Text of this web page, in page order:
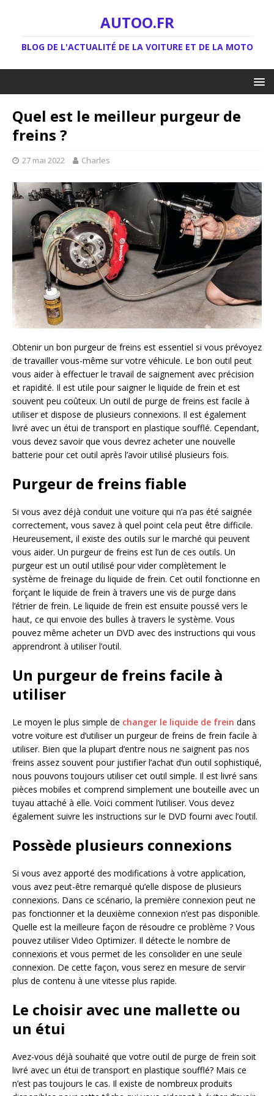
AUTOO.FR
BLOG DE L'ACTUALITÉ DE LA VOITURE ET DE LA MOTO
Quel est le meilleur purgeur de
freins ?
27 mai 2022 Charles
Obtenir un bon purgeur de freins est essentiel si vous prévoyez
de travailler vous-même sur votre véhicule. Le bon outil peut
vous aider à effectuer le travail de saignement avec précision
et rapidité. Il est utile pour saigner le liquide de frein et est
souvent peu coûteux. Un outil de purge de freins est facile à
utiliser et dispose de plusieurs connexions. Il est également
livré avec un étui de transport en plastique soufflé. Cependant,
vous devez savoir que vous devrez acheter une nouvelle
batterie pour cet outil après l’avoir utilisé plusieurs fois.
Purgeur de freins fiable
Si vous avez déjà conduit une voiture qui n’a pas été saignée
correctement, vous savez à quel point cela peut être difficile.
Heureusement, il existe des outils sur le marché qui peuvent
vous aider. Un purgeur de freins est l’un de ces outils. Un
purgeur est un outil utilisé pour vider complètement le
système de freinage du liquide de frein. Cet outil fonctionne en
forçant le liquide de frein à travers une vis de purge dans
l’étrier de frein. Le liquide de frein est ensuite poussé vers le
haut, ce qui envoie des bulles à travers le système. Vous
pouvez même acheter un DVD avec des instructions qui vous
apprendront à utiliser l’outil.
Un purgeur de freins facile à
utiliser
Le moyen le plus simple de changer le liquide de frein dans
votre voiture est d’utiliser un purgeur de freins de frein facile à
utiliser. Bien que la plupart d’entre nous ne saignent pas nos
freins assez souvent pour justifier l’achat d’un outil sophistiqué,
nous pouvons toujours utiliser cet outil simple. Il est livré sans
pièces mobiles et comprend simplement une bouteille avec un
tuyau attaché à elle. Voici comment l’utiliser. Vous devez
également suivre les instructions sur le DVD fourni avec l’outil.
Possède plusieurs connexions
Si vous avez apporté des modifications à votre application,
vous avez peut-être remarqué qu’elle dispose de plusieurs
connexions. Dans ce scénario, la première connexion peut ne
pas fonctionner et la deuxième connexion n’est pas disponible.
Quelle est la meilleure façon de résoudre ce problème ? Vous
pouvez utiliser Video Optimizer. Il détecte le nombre de
connexions et vous permet de les consolider en une seule
connexion. De cette façon, vous serez en mesure de servir
plus de contenu à une vitesse plus rapide.
Le choisir avec une mallette ou
un étui
Avez-vous déjà souhaité que votre outil de purge de frein soit
livré avec un étui de transport en plastique soufflé? Mais ce
n’est pas toujours le cas. Il existe de nombreux produits